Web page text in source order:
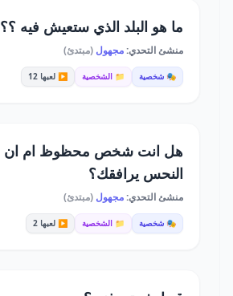
ما هو البلد الذي ستعيش فيه ؟؟
منشئ التحدي:مجهول (مبتدئ)
🎭 شخصية 📁 الشخصية ▶️ لعبها 12
هل انت شخص محظوظ ام ان
النحس يرافقك؟
منشئ التحدي:مجهول (مبتدئ)
🎭 شخصية 📁 الشخصية ▶️ لعبها 2